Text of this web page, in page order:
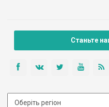
Станьте